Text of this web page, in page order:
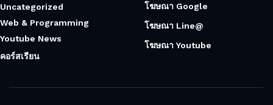
Uncategorized
Web & Programming
Youtube News
คอร์สเรียน
โฆษณา Google
โฆษณา Line@
โฆษณา Youtube